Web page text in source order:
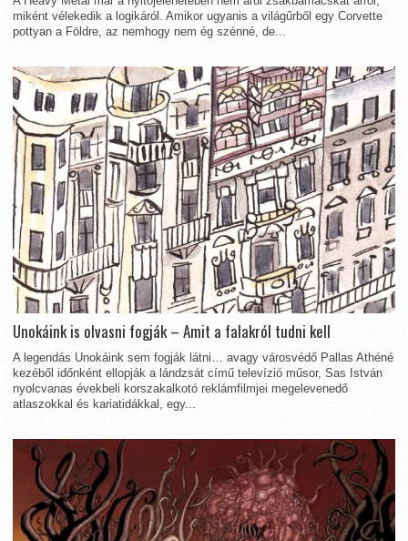
miként vélekedik a logikáról. Amikor ugyanis a világűrből egy Corvette
pottyan a Földre, az nemhogy nem ég szénné, de...
Unokáink is olvasni fogják – Amit a falakról tudni kell
A legendás Unokáink sem fogják látni… avagy városvédő Pallas Athéné
kezéből időnként ellopják a lándzsát című televízió műsor, Sas István
nyolcvanas évekbeli korszakalkotó reklámfilmjei megelevenedő
atlaszokkal és kariatidákkal, egy...